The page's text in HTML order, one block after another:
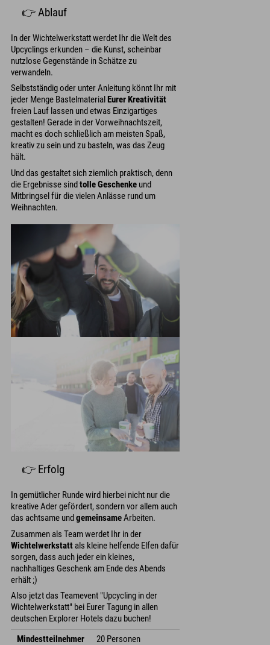
👉 Ablauf
In der Wichtelwerkstatt werdet Ihr die Welt des
Upcyclings erkunden – die Kunst, scheinbar
nutzlose Gegenstände in Schätze zu
verwandeln.
Selbstständig oder unter Anleitung könnt Ihr mit
jeder Menge BastelmaterialEurer Kreativität
freien Lauf lassen und etwas Einzigartiges
gestalten! Gerade in der Vorweihnachtszeit,
macht es doch schließlich am meisten Spaß,
kreativ zu sein und zu basteln, was das Zeug
hält.
Und das gestaltet sich ziemlich praktisch, denn
die Ergebnisse sindtolle Geschenke und
Mitbringsel für die vielen Anlässe rund um
Weihnachten.
👉 Erfolg
In gemütlicher Runde wird hierbei nicht nur die
kreative Ader gefördert, sondern vor allem auch
das achtsame undgemeinsameArbeiten.
Zusammen als Team werdet Ihr in der
Wichtelwerkstatt als kleine helfende Elfen dafür
sorgen, dass auch jeder ein kleines,
nachhaltiges Geschenk am Ende des Abends
erhält ;)
Also jetzt das Teamevent "Upcycling in der
Wichtelwerkstatt" bei Eurer Tagung in allen
deutschen Explorer Hotels dazu buchen!
Mindestteilnehmer
20 Personen